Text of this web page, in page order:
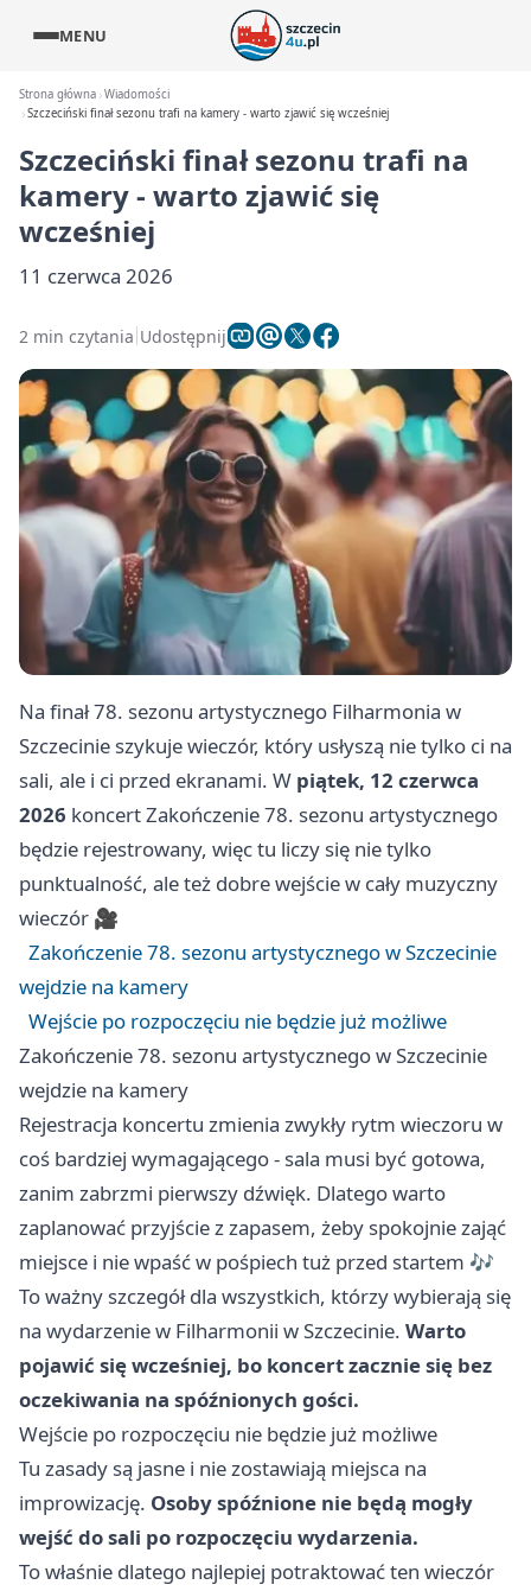
MENU
Strona główna Wiadomości
Szczeciński finał sezonu trafi na kamery - warto zjawić się wcześniej
Szczeciński finał sezonu trafi na
kamery - warto zjawić się
wcześniej
11 czerwca 2026
2 min czytania Udostępnij
Na finał 78. sezonu artystycznego Filharmonia w
Szczecinie szykuje wieczór, który usłyszą nie tylko ci na
sali, ale i ci przed ekranami. W piątek, 12 czerwca
2026 koncert Zakończenie 78. sezonu artystycznego
będzie rejestrowany, więc tu liczy się nie tylko
punktualność, ale też dobre wejście w cały muzyczny
wieczór 🎥
Zakończenie 78. sezonu artystycznego w Szczecinie
wejdzie na kamery
Wejście po rozpoczęciu nie będzie już możliwe
Zakończenie 78. sezonu artystycznego w Szczecinie
wejdzie na kamery
Rejestracja koncertu zmienia zwykły rytm wieczoru w
coś bardziej wymagającego - sala musi być gotowa,
zanim zabrzmi pierwszy dźwięk. Dlatego warto
zaplanować przyjście z zapasem, żeby spokojnie zająć
miejsce i nie wpaść w pośpiech tuż przed startem 🎶
To ważny szczegół dla wszystkich, którzy wybierają się
na wydarzenie w Filharmonii w Szczecinie. Warto
pojawić się wcześniej, bo koncert zacznie się bez
oczekiwania na spóźnionych gości.
Wejście po rozpoczęciu nie będzie już możliwe
Tu zasady są jasne i nie zostawiają miejsca na
improwizację. Osoby spóźnione nie będą mogły
wejść do sali po rozpoczęciu wydarzenia.
To właśnie dlatego najlepiej potraktować ten wieczór